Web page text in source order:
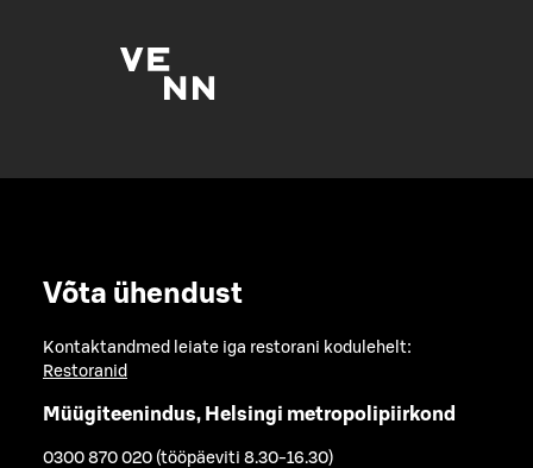
Võta ühendust
Kontaktandmed leiate iga restorani kodulehelt:
Restoranid
Müügiteenindus, Helsingi metropolipiirkond
0300 870 020 (tööpäeviti 8.30-16.30)